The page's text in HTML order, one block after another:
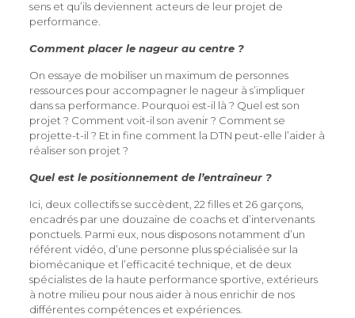
sens et qu’ils deviennent acteurs de leur projet de
performance.
Comment placer le nageur au centre ?
On essaye de mobiliser un maximum de personnes
ressources pour accompagner le nageur à s’impliquer
dans sa performance. Pourquoi est-il là ? Quel est son
projet ? Comment voit-il son avenir ? Comment se
projette-t-il ? Et in fine comment la DTN peut-elle l’aider à
réaliser son projet ?
Quel est le positionnement de l’entraîneur ?
Ici, deux collectifs se succèdent, 22 filles et 26 garçons,
encadrés par une douzaine de coachs et d’intervenants
ponctuels. Parmi eux, nous disposons notamment d’un
référent vidéo, d’une personne plus spécialisée sur la
biomécanique et l’efficacité technique, et de deux
spécialistes de la haute performance sportive, extérieurs
à notre milieu pour nous aider à nous enrichir de nos
différentes compétences et expériences.